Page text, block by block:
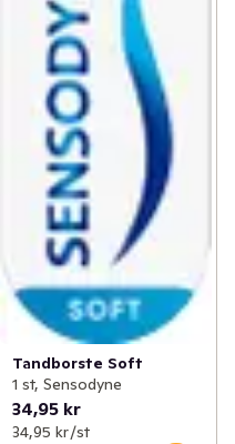
Tandborste Soft
1 st, Sensodyne
34,95 kr
34,95 kr /st